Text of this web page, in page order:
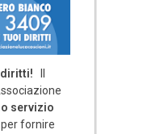
diritti!
servizio
fornire